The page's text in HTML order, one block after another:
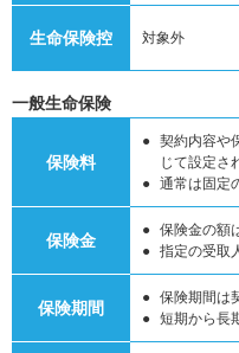
生命保険控 対象外
一般生命保険
保険料
契約内容や
じて設定さ
通常は固定
保険金
保険金の額
指定の受取
保険期間
保険期間は
短期から長